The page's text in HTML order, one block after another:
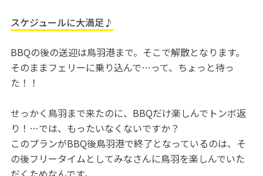
スケジュールに大満足♪
BBQの後の送迎は鳥羽港まで。そこで解散となります。
そのままフェリーに乗り込んで…って、ちょっと待っ
た！！
せっかく鳥羽まで来たのに、BBQだけ楽しんでトンボ返
り！…では、もったいなくないですか？
このプランがBBQ後鳥羽港で終了となっているのは、そ
の後フリータイムとしてみなさんに鳥羽を楽しんでいた